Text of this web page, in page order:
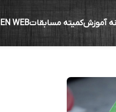
آموزشکمیته مسابقاتEN WEB
ایران